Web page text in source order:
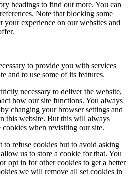
headings to find out more. You can
Note that blocking some
your experience on our websites and
to provide you with services
and to use some of its features.
necessary to deliver the website,
how our site functions. You always
changing your browser settings and
this website. But this will always
cookies when revisiting our site.
refuse cookies but to avoid asking
us to store a cookie for that. You
opt in for other cookies to get a better
we will remove all set cookies in